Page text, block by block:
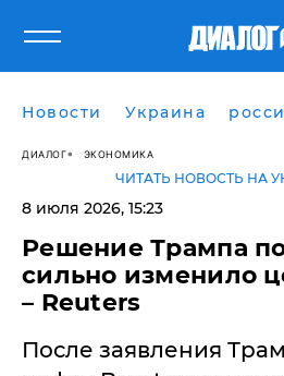
Новости Украина
ДИАЛОГ ЭКОНОМИКА
ЧИТАТЬ НОВОСТЬ НА
8 июля 2026, 15:23
Решение Трампа
сильно изменило
– Reuters
После заявления